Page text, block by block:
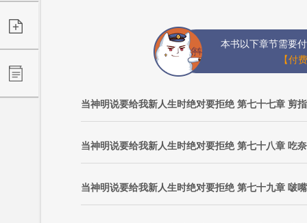
本书以下章节需要
【付
当神明说要给我新人生时绝对要拒绝 第七十八章 吃